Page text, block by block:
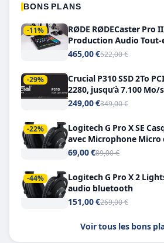
BONS PLANS
-11%
RØDE RØDECaster Pro
Production Audio
Double USB-C
465,00 €522,00 €
-29%
Crucial P310 SSD 2To
2280, jusqu’à 7.100 Mo/s
249,00 €349,00 €
-22%
Logitech G Pro X SE
avec Microphone Micro
Headphone X 7.1
69,00 €89,00 €
-44%
Logitech G Pro X 2
audio bluetooth
151,00 €269,00 €
Voir tous les bons